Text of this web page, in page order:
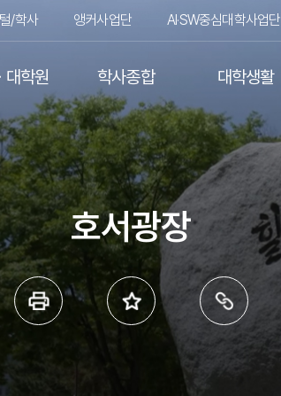
/학사 앵커사업단 AI·SW중심대학사업단
대학원 학사종합 대학생활
호서광장